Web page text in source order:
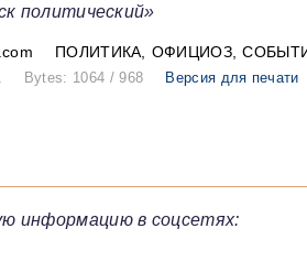
политический»
ПОЛИТИКА ОФИЦИОЗ
Bytes: 1064 / 968 Версия для печати
информацию в соцсетях: